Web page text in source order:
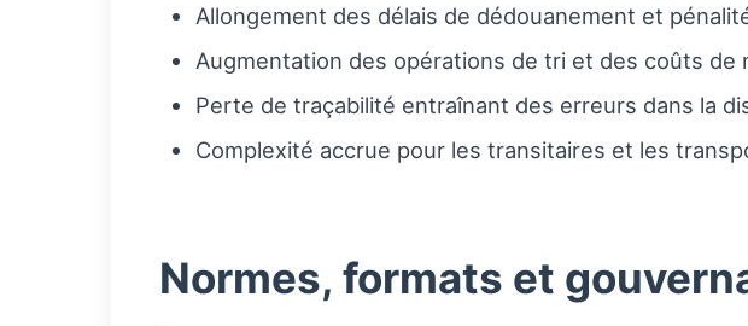
Allongement des délais de dédouanement et
Augmentation des opérations de tri et des coûts de
Perte de traçabilité entraînant des erreurs dans la
Complexité accrue pour les transitaires et les
Normes, formats et